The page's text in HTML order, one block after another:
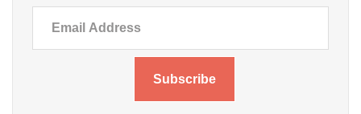
Subscribe